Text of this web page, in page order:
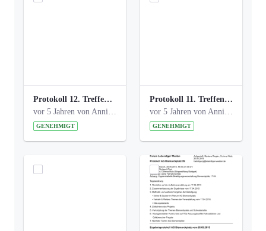
Protokoll 12. Treffen 20150921 AG Bismarckplatz.pdf
vor 5 Jahren von Anni Schlumberger
GENEHMIGT
Protokoll 11. Treffen 20150901 AG Bismarckplatz.pdf
vor 5 Jahren von Anni Schlumberger
GENEHMIGT